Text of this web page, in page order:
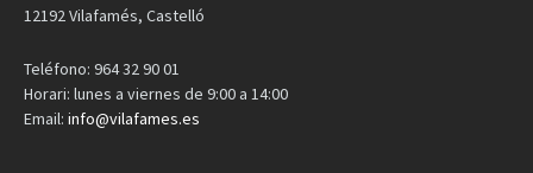
12192 Vilafamés, Castelló
Teléfono: 964 32 90 01
Horari: lunes a viernes de 9:00 a 14:00
Email: info@vilafames.es